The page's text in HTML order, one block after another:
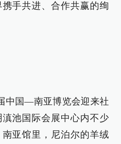
手共进、合作共赢的绚
中国—南亚博览会迎来社
池国际会展中心内不少
亚馆里，尼泊尔的羊绒